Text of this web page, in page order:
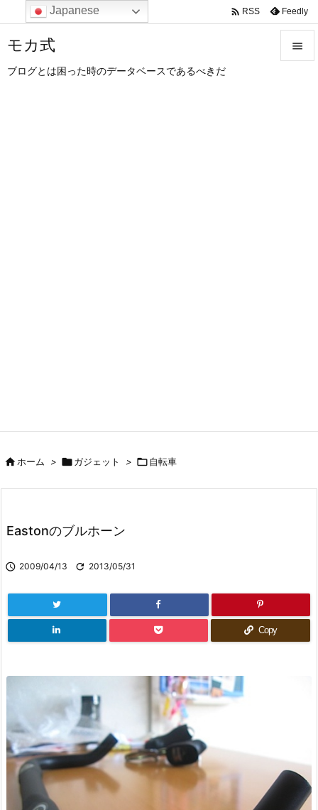
モカ式
ブログとは困った時のデータベースであるべきだ

 RSS Feedly
ホーム > ガジェット > 自転車
Eastonのブルホーン
 2009/04/13  2013/05/31
Copy
Japanese